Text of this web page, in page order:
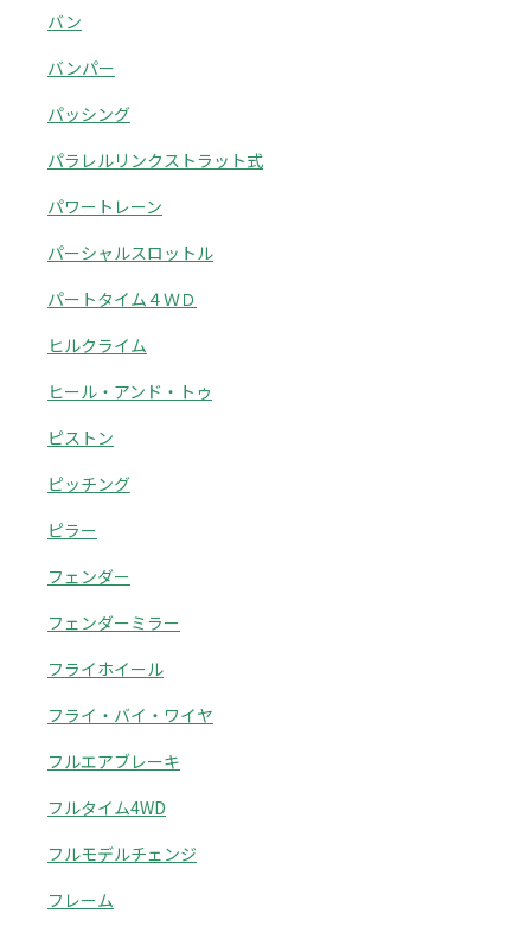
バン
バンパー
パッシング
パラレルリンクストラット式
パワートレーン
パーシャルスロットル
パートタイム４ＷＤ
ヒルクライム
ヒール・アンド・トゥ
ピストン
ピッチング
ピラー
フェンダー
フェンダーミラー
フライホイール
フライ・バイ・ワイヤ
フルエアブレーキ
フルタイム4WD
フルモデルチェンジ
フレーム